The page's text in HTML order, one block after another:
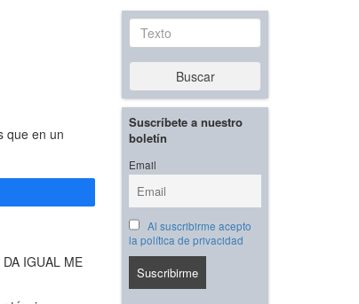
que en un
IGUAL ME
Texto
Buscar
Suscríbete a nuestro
boletín
Email
Al suscribirme acepto
la política de privacidad